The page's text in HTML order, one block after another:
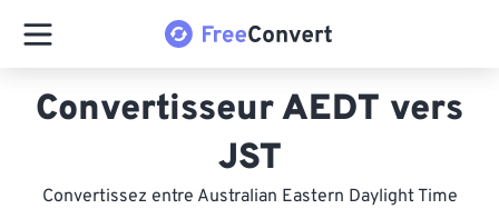
Convertisseur AEDT vers
JST
Convertissez entre Australian Eastern Daylight Time